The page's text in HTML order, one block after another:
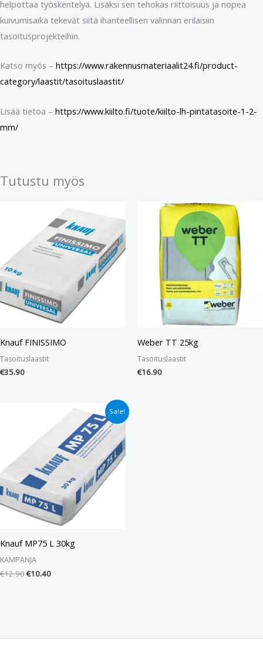
helpottaa työskentelyä. Lisäksi sen tehokas riittoisuus ja nopea
kuivumisaika tekevät siitä ihanteellisen valinnan erilaisiin
tasoitusprojekteihin.
Katso myös – https://www.rakennusmateriaalit24.fi/product-
category/laastit/tasoituslaastit/
Lisää tietoa – https://www.kiilto.fi/tuote/kiilto-lh-pintatasoite-1-2-
mm/
Tutustu myös
Knauf FINISSIMO
Tasoituslaastit
€35.90
Weber TT 25kg
Tasoituslaastit
€16.90
Sale!
Knauf MP75 L 30kg
KAMPANJA
€12.90
€12.90.
€10.40
Nykyinen
on:
€10.40.